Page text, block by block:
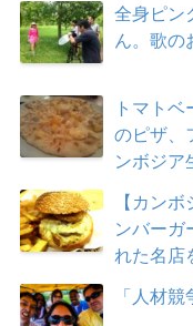
全身ピン
ん。歌の
トマト
のピザ、
ンボジア
【カン
ンバー
れた名店
「人材